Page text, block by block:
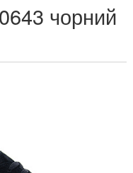
чорний